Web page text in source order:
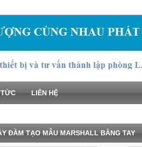
LIÊN HỆ
ĐẦM TẠO MẪU MARSHALL BẰNG TAY